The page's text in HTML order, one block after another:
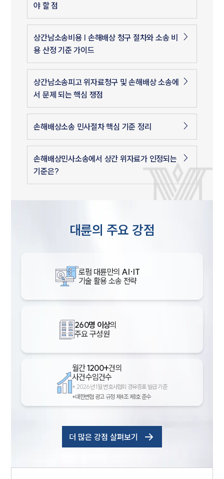
야 할 점
상간남소송비용 | 손해배상 청구 절차와 소송 비
용 산정 기준 가이드
상간남소송피고 위자료청구 및 손해배상 소송에
서 문제 되는 핵심 쟁점
손해배상소송 민사절차 핵심 기준 정리
손해배상민사소송에서 상간 위자료가 인정되는
기준은?
대륜의 주요 강점
로펌 대륜만의 AI·IT
기술 활용 소송 전략
260명 이상의
주요 구성원
월간1200+건의
사건수임건수
* 2026년 1월 변호사협회 경유증표 발급 기준
*대한변협 광고 규정 제4조 제1호 준수
더 많은 강점 살펴보기